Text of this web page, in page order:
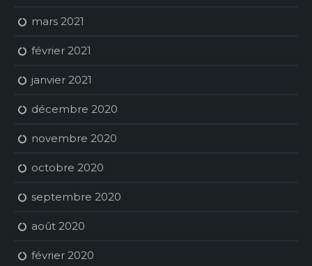
mars 2021
février 2021
janvier 2021
décembre 2020
novembre 2020
octobre 2020
septembre 2020
août 2020
février 2020